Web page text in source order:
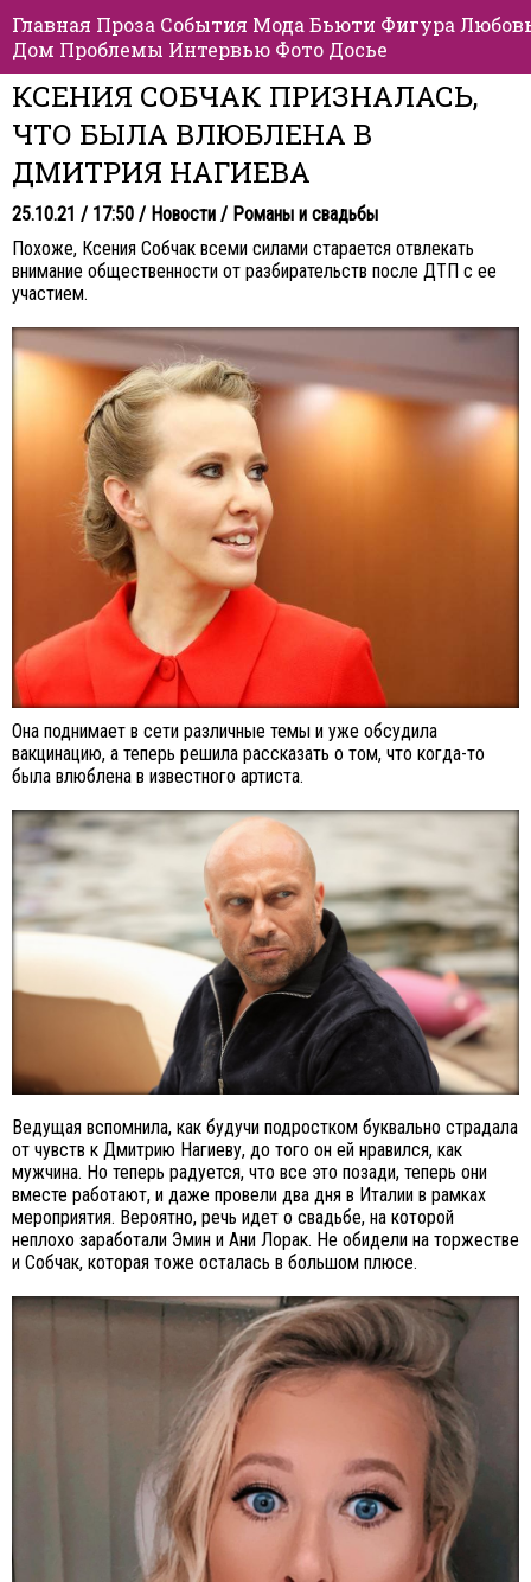
Главная Проза События Мода Бьюти Фигура
Дом Проблемы Интервью Фото Досье
КСЕНИЯ СОБЧАК ПРИЗНАЛАСЬ,
ЧТО БЫЛА ВЛЮБЛЕНА В
ДМИТРИЯ НАГИЕВА
25.10.21 / 17:50 / Новости / Романы и свадьбы
Похоже, Ксения Собчак всеми силами старается отвлекать
внимание общественности от разбирательств после ДТП с ее
участием.
Она поднимает в сети различные темы и уже обсудила
вакцинацию, а теперь решила рассказать о том, что когда-то
была влюблена в известного артиста.
Ведущая вспомнила, как будучи подростком буквально страдала
от чувств к Дмитрию Нагиеву, до того он ей нравился, как
мужчина. Но теперь радуется, что все это позади, теперь они
вместе работают, и даже провели два дня в Италии в рамках
мероприятия. Вероятно, речь идет о свадьбе, на которой
неплохо заработали Эмин и Ани Лорак. Не обидели на торжестве
и Собчак, которая тоже осталась в большом плюсе.